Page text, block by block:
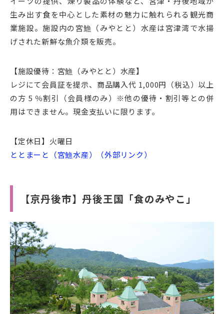
生み出す食を中心とした素材の魅力に触れられる観光商
業施設。施設内の宮䲆（みやとと）水産は宮津湾で水揚
げされた新鮮な魚介類を販売。
【施設優待：宮䲆（みやとと）水産】
レジにて会員証を提示、商品購入代 1,000円（税込）以上
の方 5 ％割引（会員様のみ）※他の優待・割引等との併
用はできません。現金支払いに限ります。
【定休日】火曜日
ととまーと（宮䲆水産）（外部リンク）
【京丹後市】丹後王国「食のみやこ」